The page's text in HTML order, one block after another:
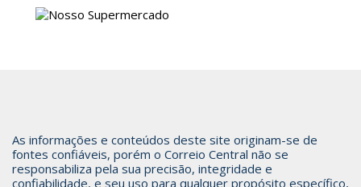
As informações e conteúdos deste site originam-se de
fontes confiáveis, porém o Correio Central não se
responsabiliza pela sua precisão, integridade e
confiabilidade, e seu uso para qualquer propósito específico,